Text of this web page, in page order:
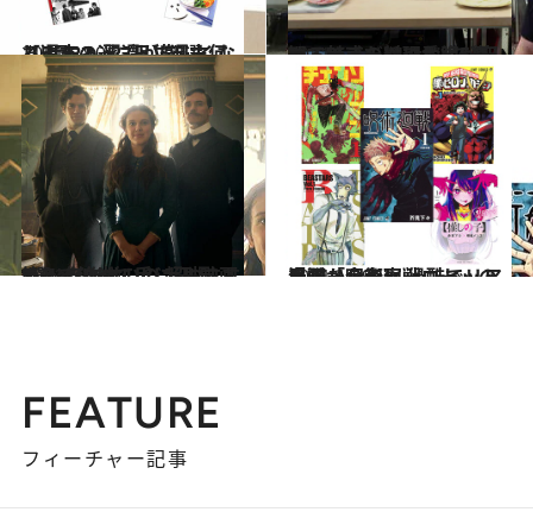
2021.5.20
【5月22、23日】週末何しよう？ 翌週が楽しくなる週末の過ごし方5選
カルチャー 2021.6.2
観ているだけでお腹が空いてくる！ Netflixで楽しめる魅惑の料理番組5選
カルチャー
2021.5.29
笑って泣けて手に汗握る！ 傑作揃いの 超おすすめNetflixオリジナル映画5選
カルチャー 2021.1.29
鬼滅、呪術廻戦… ヒット漫画から考察 過酷でリアルな「令和ヒーロー」の系譜
カルチャー
FEATURE
フィーチャー記事